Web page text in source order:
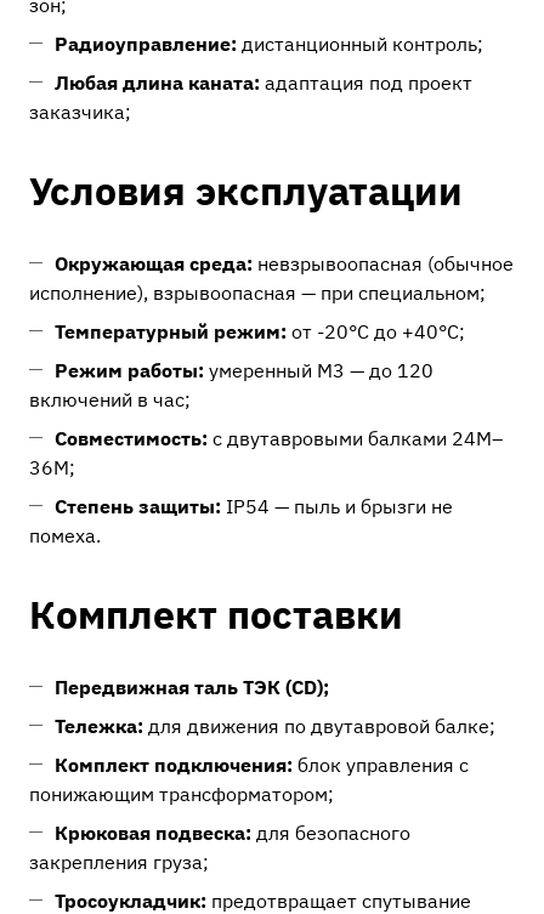
зон;
Радиоуправление: дистанционный контроль;
Любая длина каната: адаптация под проект
заказчика;
Условия эксплуатации
Окружающая среда: невзрывоопасная (обычное
исполнение), взрывоопасная — при специальном;
Температурный режим: от -20°C до +40°C;
Режим работы: умеренный М3 — до 120
включений в час;
Совместимость: с двутавровыми балками 24М–
36М;
Степень защиты: IP54 — пыль и брызги не
помеха.
Комплект поставки
Передвижная таль ТЭК (CD);
Тележка: для движения по двутавровой балке;
Комплект подключения: блок управления с
понижающим трансформатором;
Крюковая подвеска: для безопасного
закрепления груза;
Тросоукладчик: предотвращает спутывание